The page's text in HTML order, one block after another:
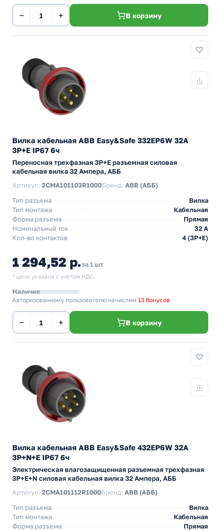
− + В корзину
Вилка кабельная ABB Easy&Safe 332EP6W 32А
3P+E IP67 6ч
Переносная трехфазная 3P+E разъемная силовая
кабельная вилка 32 Ампера, АББ
Артикул: 2CMA101103R1000Бренд: ABB (АББ)
Тип разъема
Вилка
Тип монтажа
Кабельная
Форма разъема
Прямая
Номинальный ток
32 А
Кол-во контактов
4 (3P+E)
1 294,52 р.за 1 шт
* цена указана с учетом НДС.
Наличие
Авторизованному пользователю начислим 13 бонусов
− + В корзину
Вилка кабельная ABB Easy&Safe 432EP6W 32А
3P+N+E IP67 6ч
Электрическая влагозащищенная разъемная трехфазная
3P+E+N силовая кабельная вилка 32 Ампера, АББ
Артикул: 2CMA101112R1000Бренд: ABB (АББ)
Тип разъема
Вилка
Тип монтажа
Кабельная
Форма разъема
Прямая